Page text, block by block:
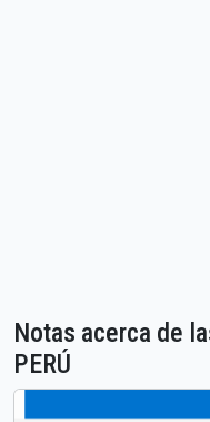
Notas acerca de
PERÚ